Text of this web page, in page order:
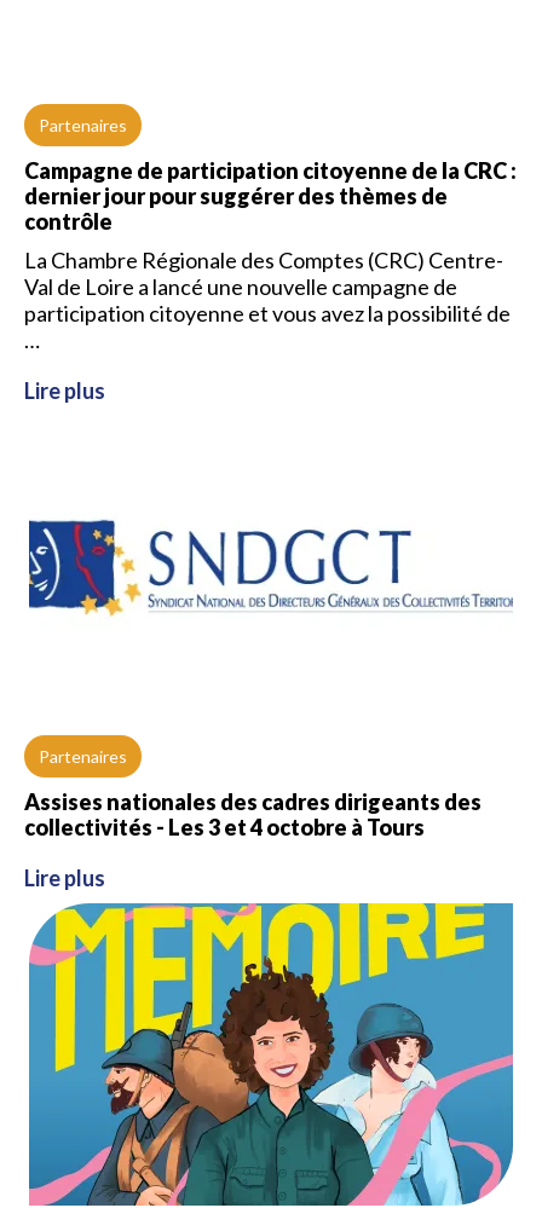
Partenaires
Campagne de participation citoyenne de la CRC :
dernier jour pour suggérer des thèmes de
contrôle
La Chambre Régionale des Comptes (CRC) Centre-
Val de Loire a lancé une nouvelle campagne de
participation citoyenne et vous avez la possibilité de
…
Lire plus
Partenaires
Assises nationales des cadres dirigeants des
collectivités - Les 3 et 4 octobre à Tours
Lire plus